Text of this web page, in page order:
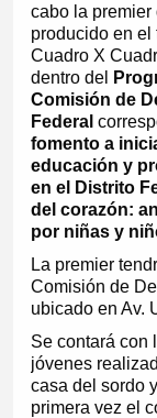
cabo la premier
producido en
Cuadro X
dentro del
Comisión de
Federal
fomento a
educación y
en el Distrito
del corazón:
por niñas y
La premier
Comisión de
ubicado en Av.
Se contará con
jóvenes
casa del sordo
primera vez el